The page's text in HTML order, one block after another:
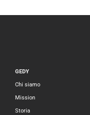
GEDY
Chi siamo
Mission
Storia